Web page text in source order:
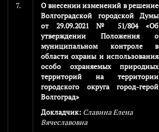
7.
О внесении изменений в решение
Волгоградской городской Думы
от 29.09.2021 № 51/804 «Об
утверждении Положения о
муниципальном контроле в
области охраны и использования
особо охраняемых природных
территорий на территории
городского округа город-герой
Волгоград»
Докладчик: Славина Елена
Вячеславовна